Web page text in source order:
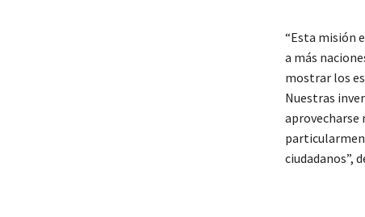
“Esta misión
a más
mostrar los
Nuestras
aprovecharse
ciudadanos”,